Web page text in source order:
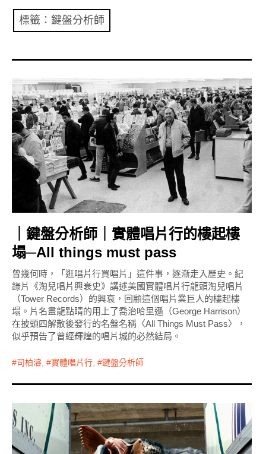
共專題
共青年
文化誌
勞動誌
共誌寫手
各期目錄
索取共誌
標籤：鍵盤分析師
｜鍵盤分析師｜實體唱片行的樓起樓
塌─All things must pass
曾幾何時，「逛唱片行買唱片」這件事，逐漸走入歷史。紀
錄片《淘兒唱片興衰史》講述美國實體唱片行龍頭淘兒唱片
（Tower Records）的興衰，回顧這個唱片業巨人的樓起樓
塌。片名畫龍點睛的用上了喬治哈里遜（George Harrison）
在披頭四解散後發行的名盤名稱〈All Things Must Pass〉，
似乎預告了曾經輝煌的唱片城的必然結局。
司柏濬 , 實體唱片行 , 鍵盤分析師